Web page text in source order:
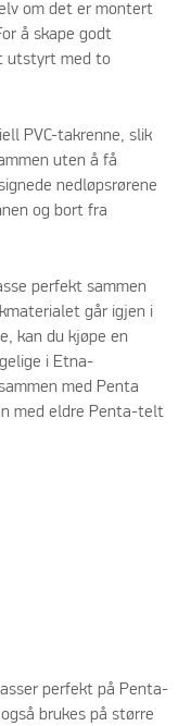
om det er montert
å skape godt
utstyrt med to
PVC-takrenne, slik
uten å få
nedløpsrørene
og bort fra
perfekt sammen
går igjen i
kan du kjøpe en
i Etna-
med Penta
med eldre Penta-telt
perfekt på Penta-
brukes på større